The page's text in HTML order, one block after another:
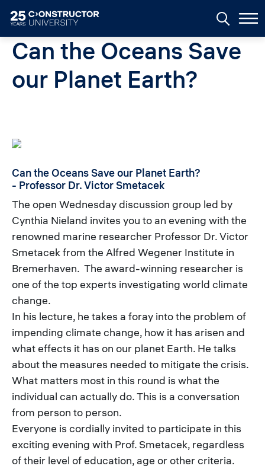
Can the Oceans Save
our Planet Earth?
Can the Oceans Save our Planet Earth?
- Professor Dr. Victor Smetacek
The open Wednesday discussion group led by
Cynthia Nieland invites you to an evening with the
renowned marine researcher Professor Dr. Victor
Smetacek from the Alfred Wegener Institute in
Bremerhaven. The award-winning researcher is
one of the top experts investigating world climate
change.
In his lecture, he takes a foray into the problem of
impending climate change, how it has arisen and
what effects it has on our planet Earth. He talks
about the measures needed to mitigate the crisis.
What matters most in this round is what the
individual can actually do. This is a conversation
from person to person.
Everyone is cordially invited to participate in this
exciting evening with Prof. Smetacek, regardless
of their level of education, age or other criteria.